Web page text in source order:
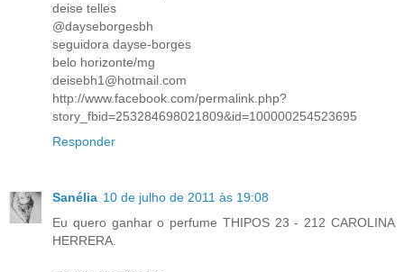
deise telles
@dayseborgesbh
seguidora dayse-borges
belo horizonte/mg
deisebh1@hotmail.com
http://www.facebook.com/permalink.php?
story_fbid=253284698021809&id=100000254523695
Responder
Sanélia 10 de julho de 2011 às 19:08
Eu quero ganhar o perfume THIPOS 23 - 212 CAROLINA
HERRERA.